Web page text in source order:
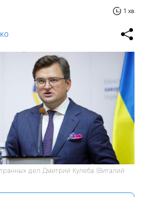
1 хв
дел Дмитрий Кулеба (Виталий